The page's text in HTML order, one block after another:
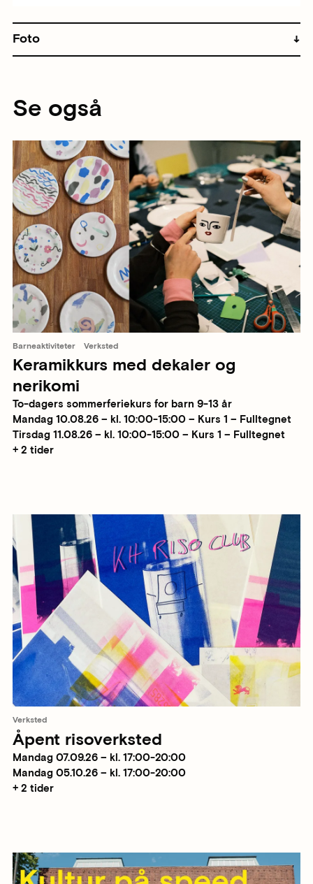
Foto
Se også
Barneaktiviteter Verksted
Keramikkurs med dekaler og
nerikomi
To-dagers sommerferiekurs for barn 9-13 år
Mandag 10.08.26 – kl. 10:00-15:00 – Kurs 1 – Fulltegnet
Tirsdag 11.08.26 – kl. 10:00-15:00 – Kurs 1 – Fulltegnet
+ 2 tider
Verksted
Åpent risoverksted
Mandag 07.09.26 – kl. 17:00-20:00
Mandag 05.10.26 – kl. 17:00-20:00
+ 2 tider